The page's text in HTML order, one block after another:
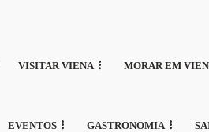
VISITAR VIENA MORAR EM
EVENTOS GASTRONOMIA